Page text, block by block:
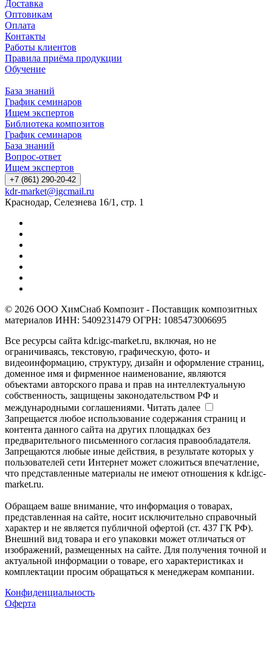
Доставка
Оптовикам
Оплата
Контакты
Работы клиентов
Правила приёма продукции
Обучение
База знаний
График семинаров
Ищем экспертов
Библиотека композитов
График семинаров
База знаний
Вопрос-ответ
Ищем экспертов
+7 (861) 290-20-42
kdr-market@igcmail.ru
Краснодар, Селезнева 16/1, стр. 1
© 2026 ООО ХимСнаб Композит - Поставщик композитных
материалов ИНН: 5409231479 ОГРН: 1085473006695
Все ресурсы сайта kdr.igc-market.ru, включая, но не
ограничиваясь, текстовую, графическую, фото- и
видеоинформацию, структуру, дизайн и оформление страниц,
доменное имя и фирменное наименование, являются
объектами авторского права и прав на интеллектуальную
собственность, защищены законодательством РФ и
международными соглашениями. Читать далее
Запрещается любое использование содержания страниц и
контента данного сайта на других площадках без
предварительного письменного согласия правообладателя.
Запрещаются любые иные действия, в результате которых у
пользователей сети Интернет может сложиться впечатление,
что представленные материалы не имеют отношения к kdr.igc-
market.ru.
Обращаем ваше внимание, что информация о товарах,
представленная на сайте, носит исключительно справочный
характер и не является публичной офертой (ст. 437 ГК РФ).
Внешний вид товара и его упаковки может отличаться от
изображений, размещенных на сайте. Для получения точной и
актуальной информации о товаре, его характеристиках и
комплектации просим обращаться к менеджерам компании.
Конфиденциальность
Оферта